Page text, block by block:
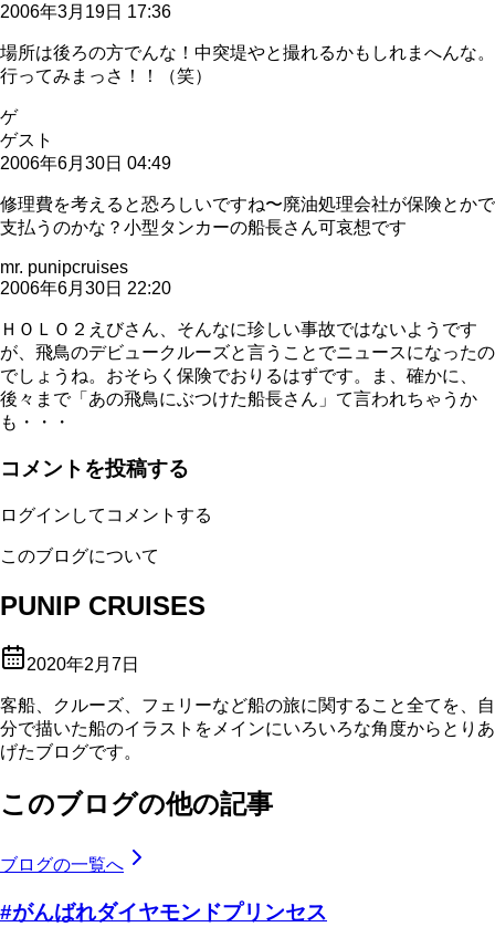
2006年3月19日 17:36
場所は後ろの方でんな！中突堤やと撮れるかもしれまへんな。
行ってみまっさ！！（笑）
ゲ
ゲスト
2006年6月30日 04:49
修理費を考えると恐ろしいですね〜廃油処理会社が保険とかで
支払うのかな？小型タンカーの船長さん可哀想です
mr. punipcruises
2006年6月30日 22:20
ＨＯＬＯ２えびさん、そんなに珍しい事故ではないようです
が、飛鳥のデビュークルーズと言うことでニュースになったの
でしょうね。おそらく保険でおりるはずです。ま、確かに、
後々まで「あの飛鳥にぶつけた船長さん」て言われちゃうか
も・・・
コメントを投稿する
ログインしてコメントする
このブログについて
PUNIP CRUISES
2020年2月7日
客船、クルーズ、フェリーなど船の旅に関すること全てを、自
分で描いた船のイラストをメインにいろいろな角度からとりあ
げたブログです。
このブログの他の記事
ブログの一覧へ
#がんばれダイヤモンドプリンセス